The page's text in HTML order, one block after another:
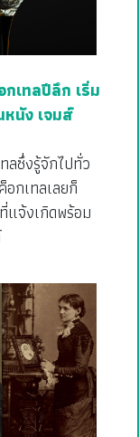
เทลปีลึก เริ่ม
หนัง เจมส์
ลซึ่งรู้จักไปทั่ว
กเทลเลยก็
แจ้งเกิดพร้อม